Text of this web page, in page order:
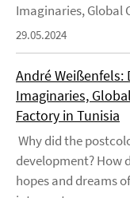
Imaginaries, Global
29.05.2024
André
Imaginaries,
Factory in Tunisia
Why did the
development? How
hopes and dreams